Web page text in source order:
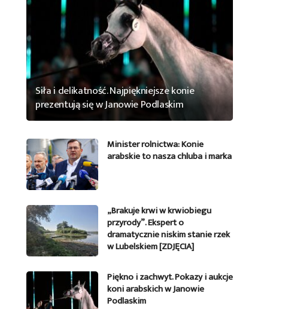
Siła i delikatność. Najpiękniejsze konie
prezentują się w Janowie Podlaskim
Minister rolnictwa: Konie
arabskie to nasza chluba i marka
„Brakuje krwi w krwiobiegu
przyrody”. Ekspert o
dramatycznie niskim stanie rzek
w Lubelskiem [ZDJĘCIA]
Piękno i zachwyt. Pokazy i aukcje
koni arabskich w Janowie
Podlaskim